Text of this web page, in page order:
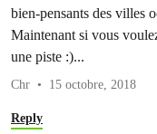
bien-pensants des villes
Maintenant si vous
une piste :)...
Chr 15 octobre, 2018
Reply